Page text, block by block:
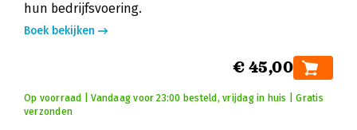
hun bedrijfsvoering.
Boek bekijken
€ 45,00
Op voorraad | Vandaag voor 23:00 besteld, vrijdag in huis | Gratis
verzonden